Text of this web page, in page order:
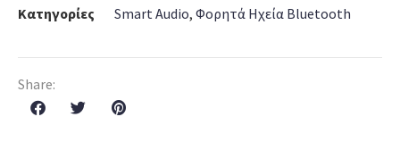
Κατηγορίες Smart Audio, Φορητά Ηχεία Bluetooth
Share: